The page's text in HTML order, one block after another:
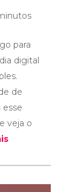
para
digital
de
veja o